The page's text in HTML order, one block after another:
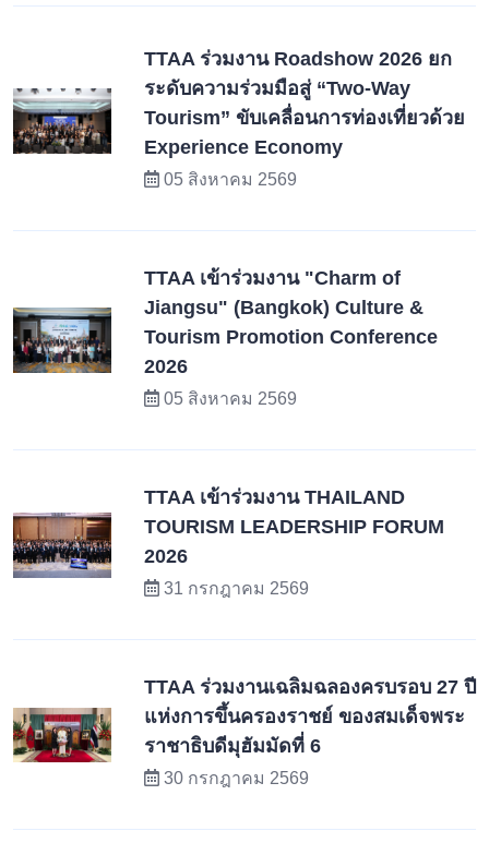
TTAA ร่วมงาน Roadshow 2026 ยก
ระดับความร่วมมือสู่ “Two-Way
Tourism” ขับเคลื่อนการท่องเที่ยวด้วย
Experience Economy
05 สิงหาคม 2569
TTAA เข้าร่วมงาน "Charm of
Jiangsu" (Bangkok) Culture &
Tourism Promotion Conference
2026
05 สิงหาคม 2569
TTAA เข้าร่วมงาน THAILAND
TOURISM LEADERSHIP FORUM
2026
31 กรกฎาคม 2569
TTAA ร่วมงานเฉลิมฉลองครบรอบ 27 ปี
แห่งการขึ้นครองราชย์ ของสมเด็จพระ
ราชาธิบดีมุฮัมมัดที่ 6
30 กรกฎาคม 2569